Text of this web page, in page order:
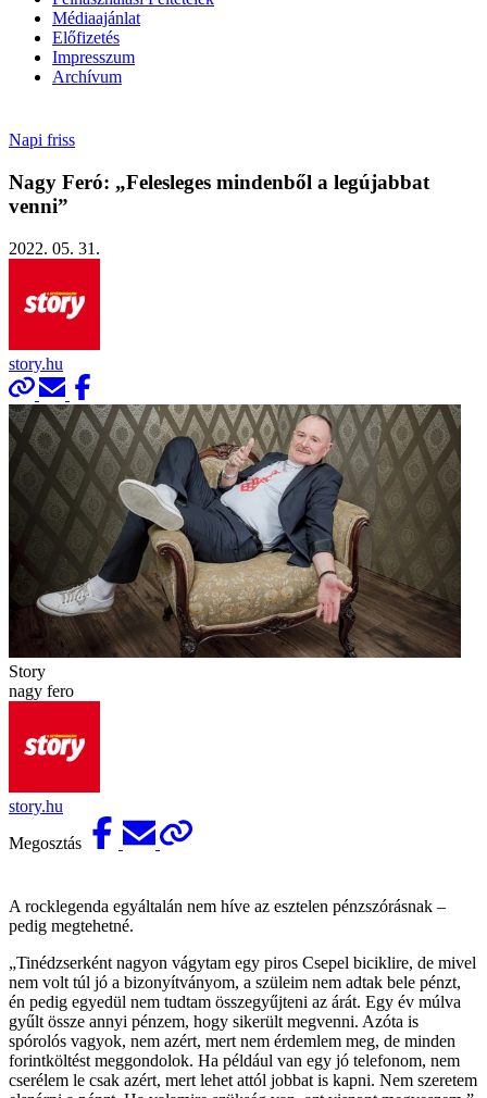
Médiaajánlat
Előfizetés
Impresszum
Archívum
Napi friss
Nagy Feró: „Felesleges mindenből a legújabbat
venni”
2022. 05. 31.
story.hu
Story
nagy fero
story.hu
Megosztás
A rocklegenda egyáltalán nem híve az esztelen pénzszórásnak –
pedig megtehetné.
„Tinédzserként nagyon vágytam egy piros Csepel biciklire, de mivel
nem volt túl jó a bizonyítványom, a szüleim nem adtak bele pénzt,
én pedig egyedül nem tudtam összegyűjteni az árát. Egy év múlva
gyűlt össze annyi pénzem, hogy sikerült megvenni. Azóta is
spórolós vagyok, nem azért, mert nem érdemlem meg, de minden
forintköltést meggondolok. Ha például van egy jó telefonom, nem
cserélem le csak azért, mert lehet attól jobbat is kapni. Nem szeretem